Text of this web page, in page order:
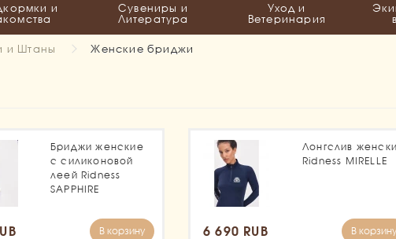
и
Сувениры и
Литература
Уход и
Ветеринария
и Штаны Женские бриджи
Бриджи женские
с силиконовой
леей Ridness
SAPPHIRE
В корзину
Лонгслив
Ridness MIRELLE
6 690 RUB В корзину